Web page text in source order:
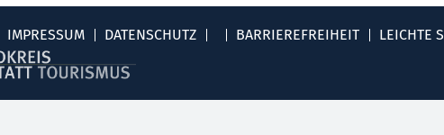
IMPRESSUM DATENSCHUTZ BARRIEREFREIHEIT LEICHTE